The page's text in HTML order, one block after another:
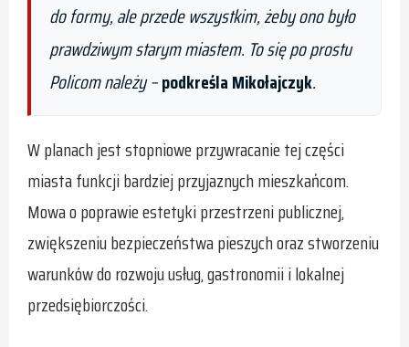
do formy, ale przede wszystkim, żeby ono było
prawdziwym starym miastem. To się po prostu
Policom należy–podkreśla Mikołajczyk.
W planach jest stopniowe przywracanie tej części
miasta funkcji bardziej przyjaznych mieszkańcom.
Mowa o poprawie estetyki przestrzeni publicznej,
zwiększeniu bezpieczeństwa pieszych oraz stworzeniu
warunków do rozwoju usług, gastronomii i lokalnej
przedsiębiorczości.